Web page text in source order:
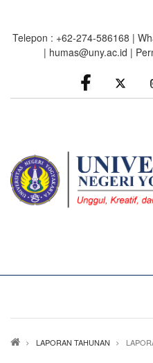
main
Telepon : +62-274-586168 |
| humas@uny.ac.id |
facebook
Breadcrumb
LAPORAN TAHUNAN